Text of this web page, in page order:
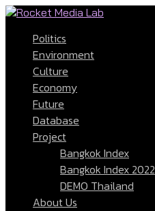
Politics
Environment
Culture
Economy
Future
Database
Project
Bangkok Index
Bangkok Index 2022
DEMO Thailand
About Us